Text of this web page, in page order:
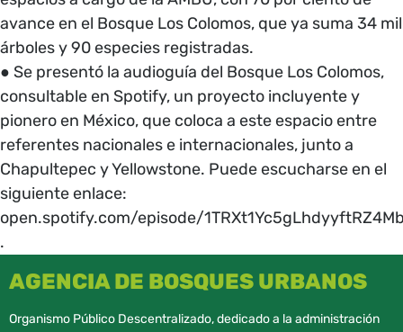
avance en el Bosque Los Colomos, que ya suma 34 mil
árboles y 90 especies registradas.
● Se presentó la audioguía del Bosque Los Colomos,
consultable en Spotify, un proyecto incluyente y
pionero en México, que coloca a este espacio entre
referentes nacionales e internacionales, junto a
Chapultepec y Yellowstone. Puede escucharse en el
siguiente enlace:
open.spotify.com/episode/
.
AGENCIA DE BOSQUES URBANOS
Organismo Público Descentralizado, dedicado a la administración